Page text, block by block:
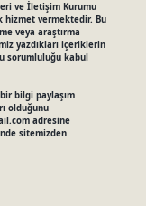
ve İletişim Kurumu
hizmet vermektedir. Bu
veya araştırma
yazdıkları içeriklerin
sorumluluğu kabul
bilgi paylaşım
olduğunu
adresine
sitemizden